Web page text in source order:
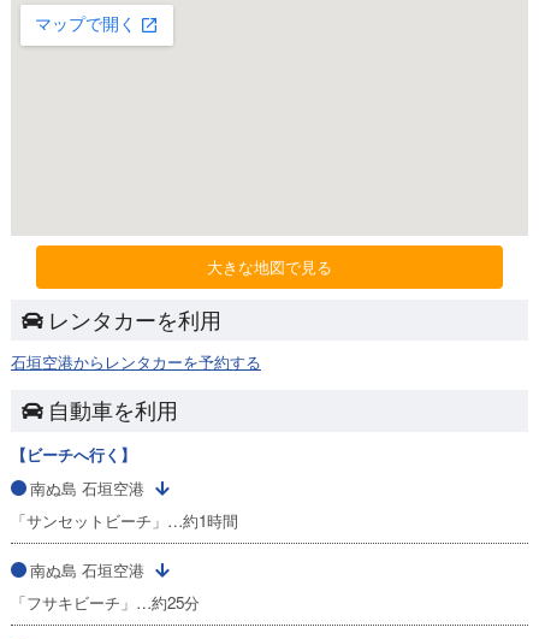
大きな地図で見る
レンタカーを利用
石垣空港からレンタカーを予約する
自動車を利用
【ビーチへ行く】
南ぬ島 石垣空港
「サンセットビーチ」…約1時間
南ぬ島 石垣空港
「フサキビーチ」…約25分